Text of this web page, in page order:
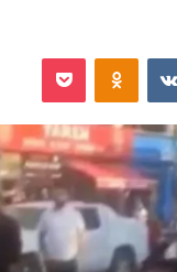
Odnoklassniki
‫Pocket